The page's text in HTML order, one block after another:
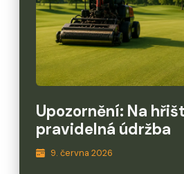
Upozornění: Na
pravidelná údržba
9. června 2026